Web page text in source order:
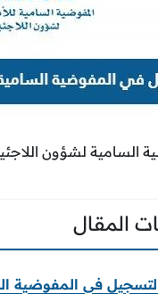
السامية لشؤون
المقال
في المفوضية